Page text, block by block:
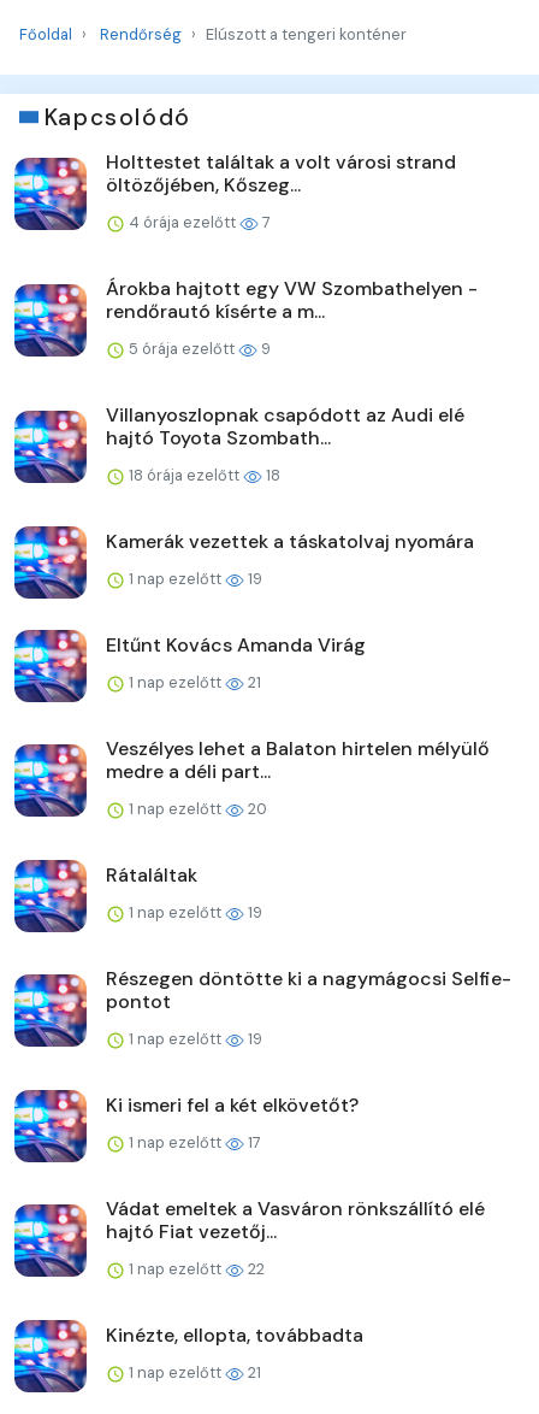
Főoldal Rendőrség Elúszott a tengeri konténer
Kapcsolódó
Holttestet találtak a volt városi strand
öltözőjében, Kőszeg...
4 órája ezelőtt 7
Árokba hajtott egy VW Szombathelyen -
rendőrautó kísérte a m...
5 órája ezelőtt 9
Villanyoszlopnak csapódott az Audi elé
hajtó Toyota Szombath...
18 órája ezelőtt 18
Kamerák vezettek a táskatolvaj nyomára
1 nap ezelőtt 19
Eltűnt Kovács Amanda Virág
1 nap ezelőtt 21
Veszélyes lehet a Balaton hirtelen mélyülő
medre a déli part...
1 nap ezelőtt 20
Rátaláltak
1 nap ezelőtt 19
Részegen döntötte ki a nagymágocsi Selfie-
pontot
1 nap ezelőtt 19
Ki ismeri fel a két elkövetőt?
1 nap ezelőtt 17
Vádat emeltek a Vasváron rönkszállító elé
hajtó Fiat vezetőj...
1 nap ezelőtt 22
Kinézte, ellopta, továbbadta
1 nap ezelőtt 21